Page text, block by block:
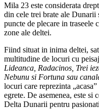
Mila 23 este considerata
din cele trei brate ale
puncte de plecare in traseele
zone ale deltei.
Fiind situat in inima deltei,
multitudine de locuri cu
Lideanca, Radacinos, Trei
Nebunu si Fortuna sau
locuri care reprezinta
egrete. De asemenea, este si
Delta Dunarii pentru